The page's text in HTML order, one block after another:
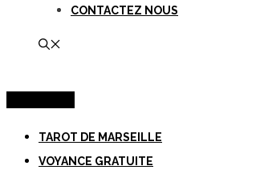
CONTACTEZ NOUS
TAROT DE MARSEILLE
VOYANCE GRATUITE